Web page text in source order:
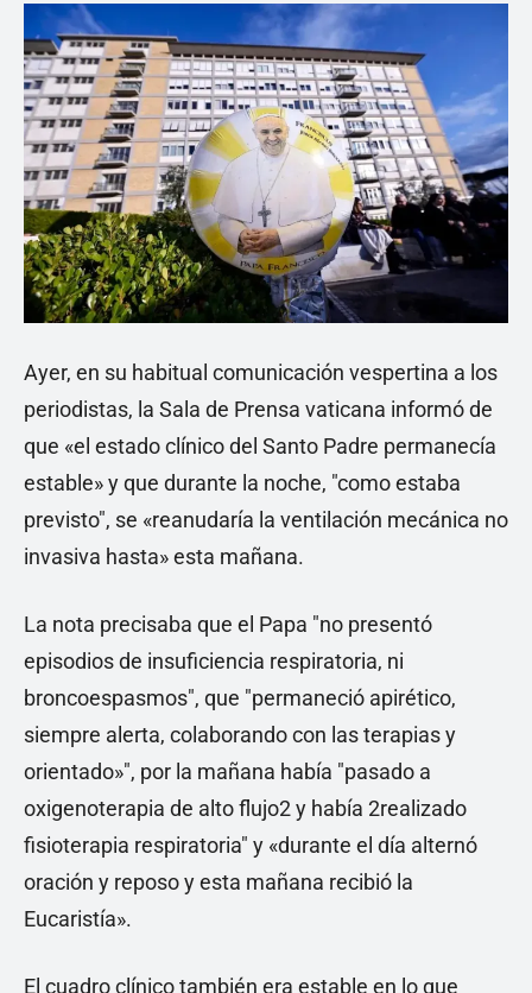
Ayer, en su habitual comunicación vespertina a los
periodistas, la Sala de Prensa vaticana informó de
que «el estado clínico del Santo Padre permanecía
estable» y que durante la noche, "como estaba
previsto", se «reanudaría la ventilación mecánica no
invasiva hasta» esta mañana.
La nota precisaba que el Papa "no presentó
episodios de insuficiencia respiratoria, ni
broncoespasmos", que "permaneció apirético,
siempre alerta, colaborando con las terapias y
orientado»", por la mañana había "pasado a
oxigenoterapia de alto flujo2 y había 2realizado
fisioterapia respiratoria" y «durante el día alternó
oración y reposo y esta mañana recibió la
Eucaristía».
El cuadro clínico también era estable en lo que